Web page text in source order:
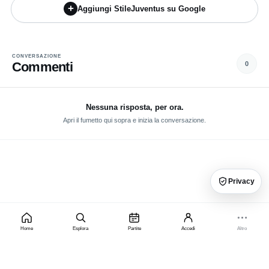
+ Aggiungi StileJuventus su Google
CONVERSAZIONE
Commenti 0
Nessuna risposta, per ora.
Apri il fumetto qui sopra e inizia la conversazione.
Home Esplora Partite Accedi Altro
Privacy